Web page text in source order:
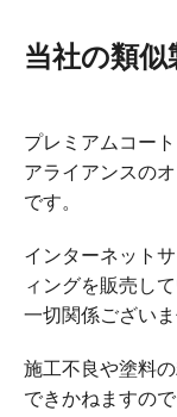
当社の類似
プレミアムコー
アライアンスの
です。
インターネット
ィングを販売し
一切関係ございま
施工不良や塗料
できかねますの